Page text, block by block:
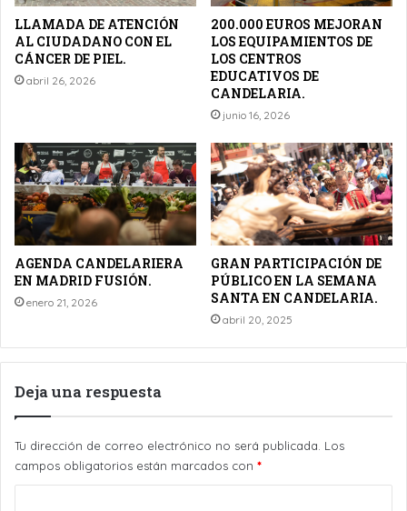
LLAMADA DE ATENCIÓN
AL CIUDADANO CON EL
CÁNCER DE PIEL.
abril 26, 2026
200.000 EUROS MEJORAN
LOS EQUIPAMIENTOS DE
LOS CENTROS
EDUCATIVOS DE
CANDELARIA.
junio 16, 2026
AGENDA CANDELARIERA
EN MADRID FUSIÓN.
enero 21, 2026
GRAN PARTICIPACIÓN DE
PÚBLICO EN LA SEMANA
SANTA EN CANDELARIA.
abril 20, 2025
Deja una respuesta
Tu dirección de correo electrónico no será publicada. Los
campos obligatorios están marcados con *